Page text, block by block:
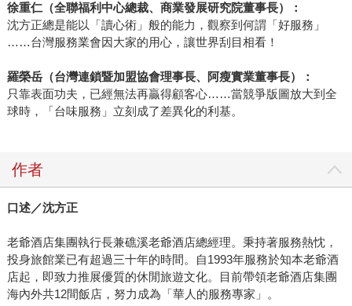
徐重仁（全聯福利中心總裁、商業發展研究院董事長）：
沈方正總是能以「讀心術」般的能力，觀察到何謂「好服務」
……台灣服務業會因大家的用心，讓世界刮目相看！
羅榮岳（台灣連鎖暨加盟協會理事長、阿瘦實業董事長）：
只靠表面功夫，已經無法再贏得顧客心……當競爭版圖放大到全
球時，「台味服務」立刻成了差異化的利基。
作者
口述／沈方正
老爺酒店集團執行長兼礁溪老爺酒店總經理。秉持著服務熱忱，
投身旅館業已有超過三十年的時間。自1993年服務於知本老爺酒
店起，即致力推展優質的休閒旅遊文化。目前帶領老爺酒店集團
海內外共12間飯店，努力成為「華人的服務專家」。